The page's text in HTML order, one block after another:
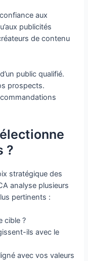
aux
publicités
de contenu
public qualifié.
prospects.
?
stratégique des
analyse plusieurs
pertinents :
cible ?
ils avec le
avec vos valeurs